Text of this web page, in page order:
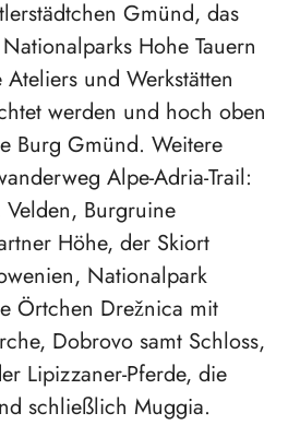
Gmünd, das
Hohe Tauern
und Werkstätten
werden und hoch oben
Burg Gmünd. Weitere
Alpe-Adria-Trail:
Burgruine
Höhe, der Skiort
Nationalpark
Örtchen Drežnica mit
Dobrovo samt Schloss,
Lipizzaner-Pferde, die
schließlich Muggia.